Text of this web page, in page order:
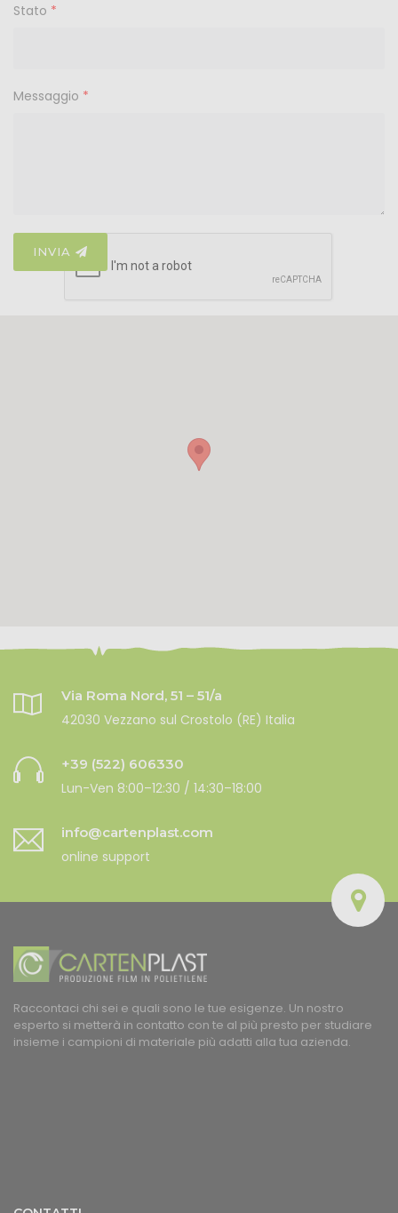
Stato *
Messaggio *
INVIA
Via Roma Nord, 51 – 51/a
42030 Vezzano sul Crostolo (RE) Italia
+39 (522) 606330
Lun-Ven 8:00–12:30 / 14:30–18:00
info@cartenplast.com
online support
Raccontaci chi sei e quali sono le tue esigenze. Un nostro
esperto si metterà in contatto con te al più presto per studiare
insieme i campioni di materiale più adatti alla tua azienda.